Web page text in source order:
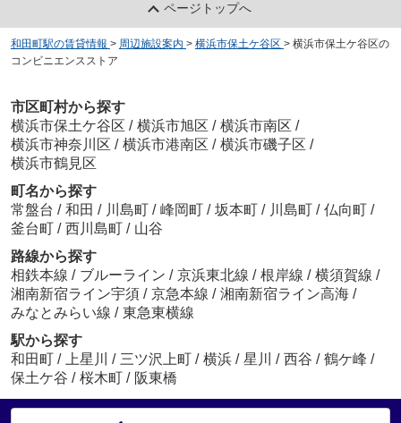
ページトップへ
和田町駅の賃貸情報 > 周辺施設案内 > 横浜市保土ケ谷区 > 横浜市保土ケ谷区の
コンビニエンスストア
市区町村から探す
横浜市保土ケ谷区 / 横浜市旭区 / 横浜市南区 /
横浜市神奈川区 / 横浜市港南区 / 横浜市磯子区 /
横浜市鶴見区
町名から探す
常盤台 / 和田 / 川島町 / 峰岡町 / 坂本町 / 川島町 / 仏向町 /
釜台町 / 西川島町 / 山谷
路線から探す
相鉄本線 / ブルーライン / 京浜東北線 / 根岸線 / 横須賀線 /
湘南新宿ライン宇須 / 京急本線 / 湘南新宿ライン高海 /
みなとみらい線 / 東急東横線
駅から探す
和田町 / 上星川 / 三ツ沢上町 / 横浜 / 星川 / 西谷 / 鶴ケ峰 /
保土ケ谷 / 桜木町 / 阪東橋